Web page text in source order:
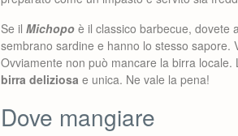
Se il Michopo è il classico barbecue, dovete
sembrano sardine e hanno lo stesso sapore.
Ovviamente non può mancare la birra
birra deliziosa e unica. Ne vale la pena!
Dove mangiare